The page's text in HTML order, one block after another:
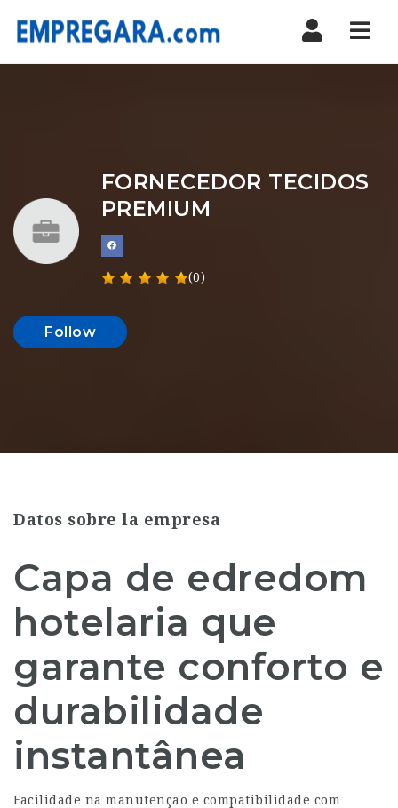
FORNECEDOR TECIDOS
PREMIUM
(0)
Follow
Datos sobre la empresa
Capa de edredom
hotelaria que
garante conforto e
durabilidade
instantânea
Facilidade na manutenção e compatibilidade com